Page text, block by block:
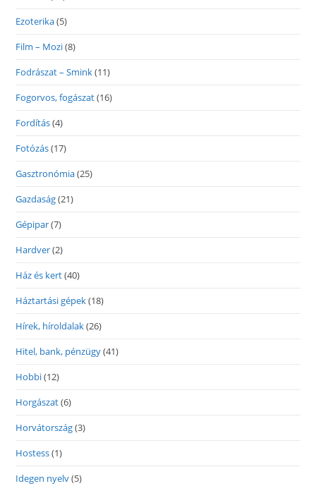
Ezoterika(5)
Film – Mozi(8)
Fodrászat – Smink(11)
Fogorvos, fogászat(16)
Fordítás(4)
Fotózás(17)
Gasztronómia(25)
Gazdaság(21)
Gépipar(7)
Hardver(2)
Ház és kert(40)
Háztartási gépek(18)
Hírek, híroldalak(26)
Hitel, bank, pénzügy(41)
Hobbi(12)
Horgászat(6)
Horvátország(3)
Hostess(1)
Idegen nyelv(5)